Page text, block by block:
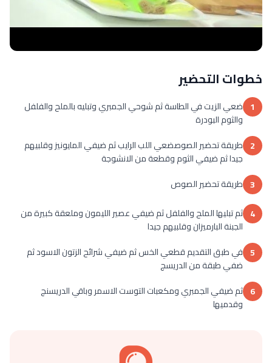
خطوات التحضير
1 ضعي الزيت في الطاسة ثم شوحي الجمبري وتبليه بالملح والفلفل
والثوم البودرة
2 طريقة تحضير الصوصضعي اللب الرايب ثم ضيفي المايونيز وقلبيهم
جيدا ثم ضيفي الثوم وقطعة من الانشوجة
3 طريقة تحضير الصوص
4 ثم تبليها الملح والفلفل ثم ضيفي عصير الليمون وملعقة كبيرة من
الجبنة البارميزان وقلبيهم جيدا
5 في طبق التقديم قطعي الخس ثم ضيفي شرائح الزتون الاسود ثم
ضفي طبقة من الدريسج
6 ثم ضيفي الجمبري ومكعبات التوست الاسمر وباقي الدريسنج
وقدميها